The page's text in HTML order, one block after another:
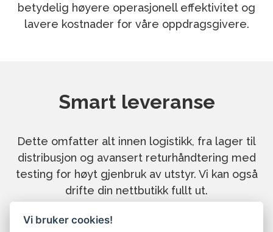
betydelig høyere operasjonell effektivitet og
lavere kostnader for våre oppdragsgivere.
Smart leveranse
Dette omfatter alt innen logistikk, fra lager til
distribusjon og avansert returhåndtering med
testing for høyt gjenbruk av utstyr. Vi kan også
drifte din nettbutikk fullt ut.
For produsenter eller nettbutikker som ønsker
Vi bruker cookies!